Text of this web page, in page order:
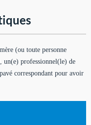
(ou toute personne
un(e) professionnel(le) de
correspondant pour avoir